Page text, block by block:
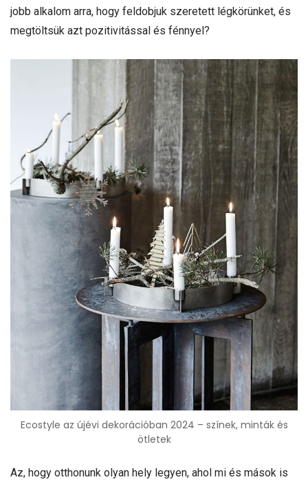
jobb alkalom arra, hogy feldobjuk szeretett légkörünket, és
megtöltsük azt pozitivitással és fénnyel?
Ecostyle az újévi dekorációban 2024 – színek, minták és
ötletek
Az, hogy otthonunk olyan hely legyen, ahol mi és mások is